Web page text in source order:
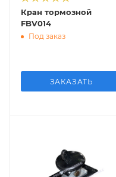
Кран тормозной
FBV014
Под заказ
ЗАКАЗАТЬ